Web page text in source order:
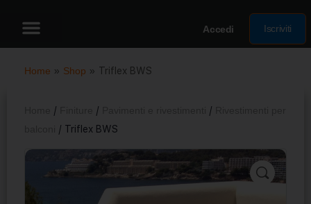
Accedi Iscriviti
Home » Shop » Triflex BWS
/ / /
/ Triflex BWS